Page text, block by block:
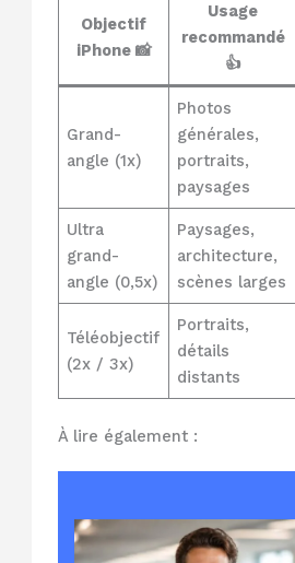
Objectif
iPhone 📸
Usage
recommandé
👍
Grand-
angle (1x)
Photos
générales,
portraits,
paysages
Ultra
grand-
angle (0,5x)
Paysages,
architecture,
scènes larges
Téléobjectif
(2x / 3x)
Portraits,
détails
distants
À lire également :